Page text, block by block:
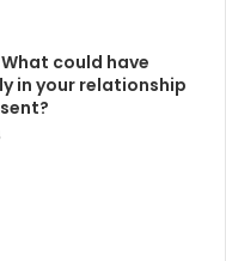
could have
in your relationship